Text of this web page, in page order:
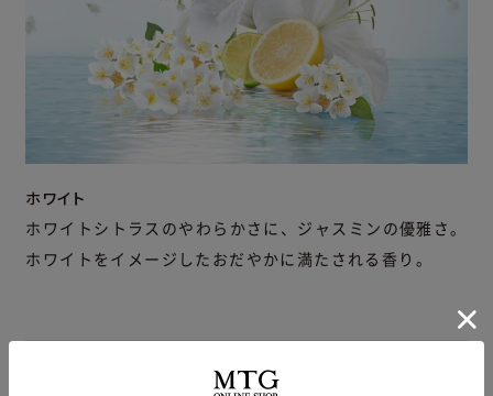
ホワイト
ホワイトシトラスのやわらかさに、ジャスミンの優雅さ。
ホワイトをイメージしたおだやかに満たされる香り。